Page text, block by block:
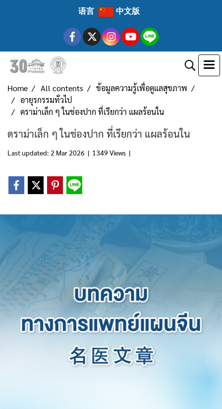
语言 中文版
Home All contents
ข้อมูลความรู้เพื่อดูแลสุขภาพ
อายุรกรรมทั่วไป
ดราม่าเล็ก ๆ ในช่องปาก ที่เรียกว่า แผลร้อนใน
ดราม่าเล็ก ๆ ในช่องปาก ที่เรียกว่า แผลร้อนใน
Last updated: 2 Mar 2026 | 1349 Views |